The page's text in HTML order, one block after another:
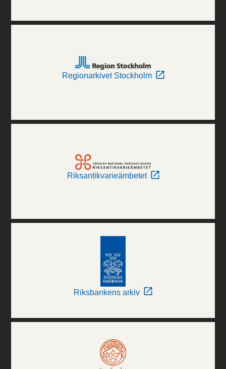
Regionarkivet Stockholm
Riksantikvarieämbetet
Riksbankens arkiv